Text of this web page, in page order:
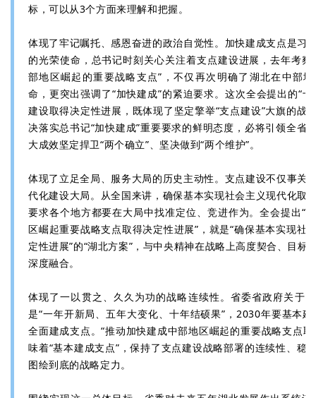
标，可以从3个方面来理解和把握。
体现了牢记嘱托、感恩奋进的政治自觉性。加快建成支点是习
的光荣使命，总书记时刻关心关注着支点建设进展，去年考察
部地区崛起的重要战略支点”，不仅再次明确了湖北在中部
命，更突出强调了“加快建成”的紧迫要求。这次全会提出的“
建设取得决定性进展，既体现了坚定擎举“支点建设”大旗的战
决落实总书记“加快建成”重要要求的鲜明态度，必将引领全省
大成效坚定捍卫“两个确立”、坚决做到“两个维护”。
体现了立足全局、服务大局的历史主动性。支点建设不仅事关
代化建设大局。从全国来讲，确保基本实现社会主义现代化取
要求各个地方都要在大局中找准定位、竞进作为。全会提出“
区崛起重要战略支点取得决定性进展”，就是“确保基本实现社
定性进展”的“湖北方案”，与中央精神在战略上高度契合、目标
深度融合。
体现了一以贯之、久久为功的战略连续性。省委省政府关于
是“一年开新局、五年大变化、十年结硕果”，2030年要基本
全面建成支点。“推动加快建成中部地区崛起的重要战略支点
味着“基本建成支点”，保持了支点建设战略部署的连续性、稳
图绘到底的战略定力。